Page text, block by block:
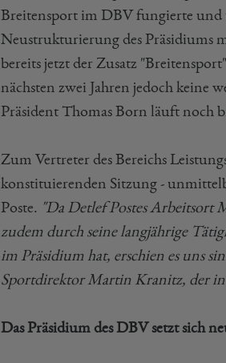
Breitensport im DBV fungierte und
Neustrukturierung des Präsidiums
bereits jetzt der Zusatz
nächsten zwei Jahren jedoch keine
Präsident Thomas Born läuft noch
Zum Vertreter des Bereichs
konstituierenden Sitzung -
Poste. "Da Detlef Postes Arbeitsort
zudem durch seine langjährige
im Präsidium hat, erschien es uns
Sportdirektor Martin Kranitz, der in
Das Präsidium des DBV setzt sich